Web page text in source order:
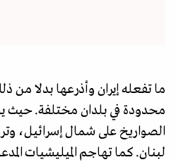
ما تفعله إيران وأذرعها بدلا
محدودة في بلدان مختلفة. حيث
الصواريخ على شمال إسرائيل،
لبنان. كما تهاجم الميليشيات